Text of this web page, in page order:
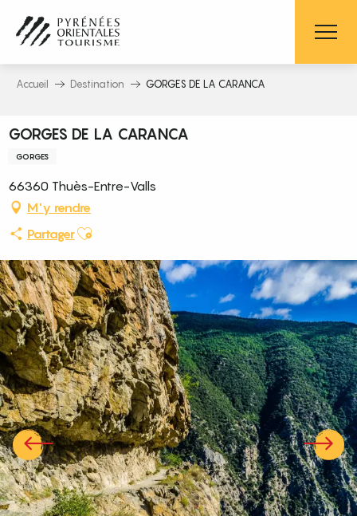
contenu
principal
Accueil Destination GORGES DE LA CARANCA
GORGES DE LA CARANCA
GORGES
66360 Thuès-Entre-Valls
M'y rendre
PartagerAjouter aux favoris